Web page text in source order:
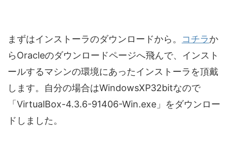
まずはインストーラのダウンロードから。 コチラか
らOracleのダウンロードページへ飛んで、インスト
ールするマシンの環境にあったインストーラを頂戴
します。自分の場合はWindowsXP32bitなので
「VirtualBox-4.3.6-91406-Win.exe」をダウンロー
ドしました。